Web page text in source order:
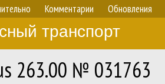
Комментарии Обновления
транспорт
263.00 № 031763